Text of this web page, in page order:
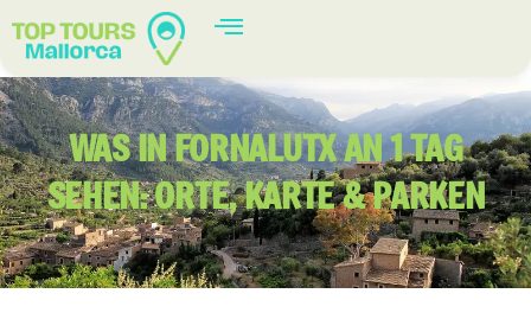
WAS IN FORNALUTX AN 1 TAG
SEHEN: ORTE, KARTE & PARKEN